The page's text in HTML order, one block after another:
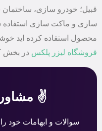
قبیل؛ خودرو سازی،
سازی و ماکت سازی استفاده
محصول استفاده کرده اید
فروشگاه لیزر پلکس در بخش
✌️
سوالات و ابهامات خود